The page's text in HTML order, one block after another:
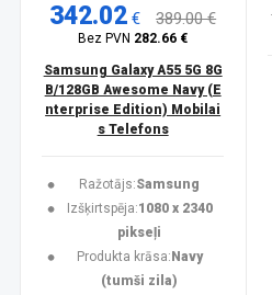
342.02 € 389.00 €
Bez PVN 282.66 €
Samsung Galaxy A55 5G 8G
B/128GB Awesome Navy (E
nterprise Edition) Mobilai
s Telefons
Ražotājs:Samsung
Izšķirtspēja:1080 x 2340
pikseļi
Produkta krāsa: Navy
(tumši zila)